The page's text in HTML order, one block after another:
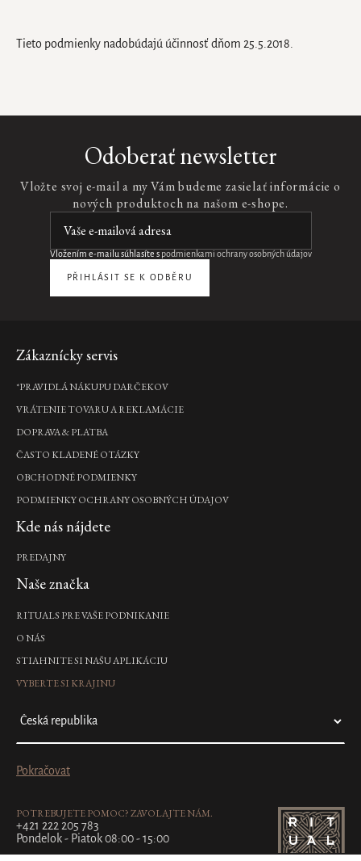
Tieto podmienky nadobúdajú účinnosť dňom 25.5.2018.
Odoberať newsletter
Vložte svoj e-mail a my Vám budeme zasielať informácie o
nových produktoch na našom e-shope.
Vložením e-mailu súhlasíte s podmienkami ochrany osobných údajov
PŘIHLÁSIT SE K ODBĚRU
Zápätie
Zákaznícky servis
*PRAVIDLÁ NÁKUPU DARČEKOV
VRÁTENIE TOVARU A REKLAMÁCIE
DOPRAVA & PLATBA
ČASTO KLADENÉ OTÁZKY
OBCHODNÉ PODMIENKY
PODMIENKY OCHRANY OSOBNÝCH ÚDAJOV
Kde nás nájdete
PREDAJNY
Naše značka
RITUALS PRE VAŠE PODNIKANIE
O NÁS
STIAHNITE SI NAŠU APLIKÁCIU
VYBERTE SI KRAJINU
Pokračovat
POTREBUJETE POMOC? ZAVOLAJTE NÁM.
+421 222 205 783
Pondelok - Piatok 08:00 - 15:00